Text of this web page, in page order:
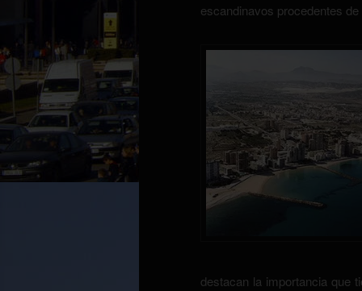
escandinavos procedentes
destacan la importancia que